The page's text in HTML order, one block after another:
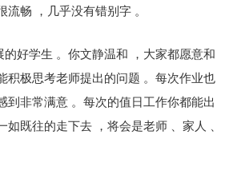
流畅 ，几乎没有错别字 。
的好学生 。你文静温和 ，大家都愿意和
积极思考老师提出的问题 。每次作业也
到非常满意 。每次的值日工作你都能出
如既往的走下去 ，将会是老师 、家人 、